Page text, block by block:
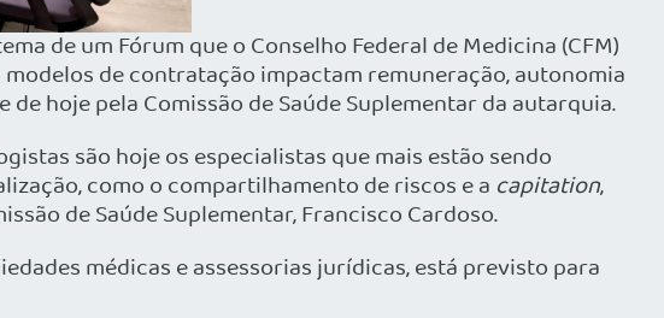
de um Fórum que o Conselho Federal de Medicina (CFM)
de contratação impactam remuneração, autonomia
hoje pela Comissão de Saúde Suplementar da autarquia.
são hoje os especialistas que mais estão sendo
como o compartilhamento de riscos e a capitation,
de Saúde Suplementar, Francisco Cardoso.
médicas e assessorias jurídicas, está previsto para